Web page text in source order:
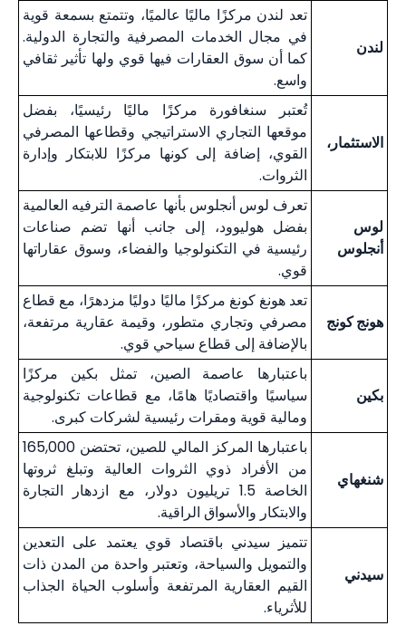
لندن
تعد لندن مركزًا ماليًا عالميًا، وتتمتع بسمعة قوية
في مجال الخدمات المصرفية والتجارة الدولية.
كما أن سوق العقارات فيها قوي ولها تأثير ثقافي
واسع.
الاستثمار،
تُعتبر سنغافورة مركزًا ماليًا رئيسيًا، بفضل
موقعها التجاري الاستراتيجي وقطاعها المصرفي
القوي، إضافة إلى كونها مركزًا للابتكار وإدارة
الثروات.
لوس
أنجلوس
تعرف لوس أنجلوس بأنها عاصمة الترفيه العالمية
بفضل هوليوود، إلى جانب أنها تضم صناعات
رئيسية في التكنولوجيا والفضاء، وسوق عقاراتها
قوي.
هونج كونج
تعد هونغ كونغ مركزًا ماليًا دوليًا مزدهرًا، مع قطاع
مصرفي وتجاري متطور، وقيمة عقارية مرتفعة،
بالإضافة إلى قطاع سياحي قوي.
بكين
باعتبارها عاصمة الصين، تمثل بكين مركزًا
سياسيًا واقتصاديًا هامًا، مع قطاعات تكنولوجية
ومالية قوية ومقرات رئيسية لشركات كبرى.
شنغهاي
باعتبارها المركز المالي للصين، تحتضن 165,000
من الأفراد ذوي الثروات العالية وتبلغ ثروتها
الخاصة 1.5 تريليون دولار، مع ازدهار التجارة
والابتكار والأسواق الراقية.
سيدني
تتميز سيدني باقتصاد قوي يعتمد على التعدين
والتمويل والسياحة، وتعتبر واحدة من المدن ذات
القيم العقارية المرتفعة وأسلوب الحياة الجذاب
للأثرياء.